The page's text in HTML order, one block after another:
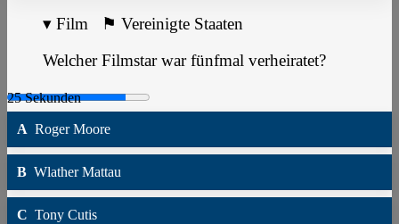
▾ Film ⚑ Vereinigte Staaten
Welcher Filmstar war fünfmal verheiratet?
A Roger Moore
B Wlather Mattau
C Tony Cutis